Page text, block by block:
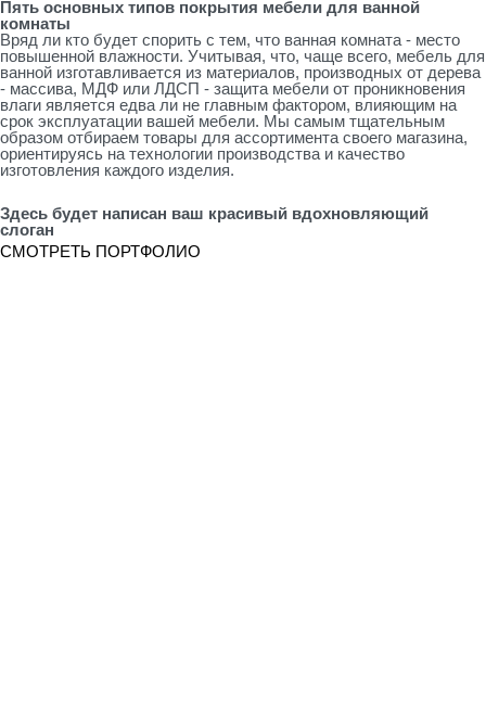
Пять основных типов покрытия мебели для ванной
комнаты
Вряд ли кто будет спорить с тем, что ванная комната - место
повышенной влажности. Учитывая, что, чаще всего, мебель для
ванной изготавливается из материалов, производных от дерева
- массива, МДФ или ЛДСП - защита мебели от проникновения
влаги является едва ли не главным фактором, влияющим на
срок эксплуатации вашей мебели. Мы самым тщательным
образом отбираем товары для ассортимента своего магазина,
ориентируясь на технологии производства и качество
изготовления каждого изделия.
Здесь будет написан ваш красивый вдохновляющий
слоган
СМОТРЕТЬ ПОРТФОЛИО